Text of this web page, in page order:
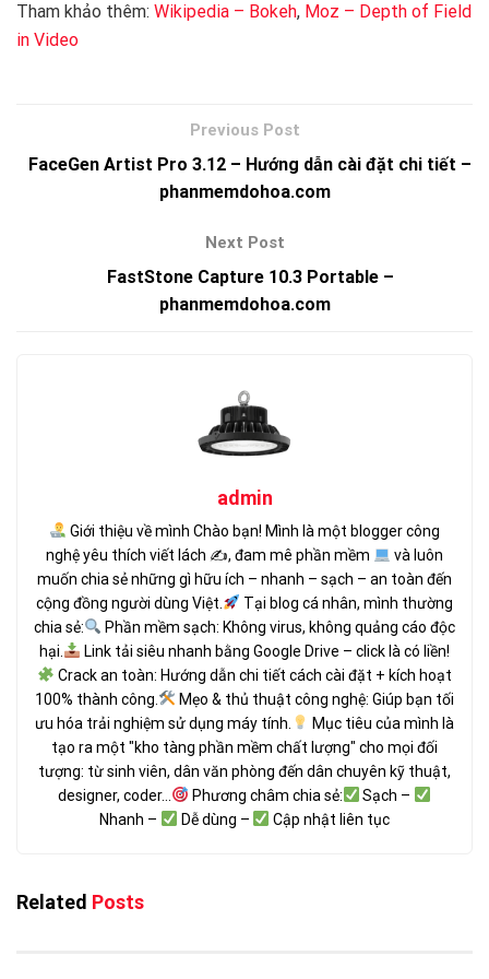
Tham khảo thêm: Wikipedia – Bokeh, Moz – Depth of Field
in Video
FaceGen Artist Pro 3.12 – Hướng dẫn cài đặt chi tiết –
phanmemdohoa.com
FastStone Capture 10.3 Portable –
phanmemdohoa.com
admin
Giới thiệu về mình Chào bạn! Mình là một blogger công
nghệ yêu thích viết lách ✍, đam mê phần mềm
và luôn
muốn chia sẻ những gì hữu ích – nhanh – sạch – an toàn đến
cộng đồng người dùng Việt.
Tại blog cá nhân, mình thường
chia sẻ:
Phần mềm sạch: Không virus, không quảng cáo độc
hại.
Link tải siêu nhanh bằng Google Drive – click là có liền!
Crack an toàn: Hướng dẫn chi tiết cách cài đặt + kích hoạt
100% thành công.
Mẹo & thủ thuật công nghệ: Giúp bạn tối
ưu hóa trải nghiệm sử dụng máy tính.
Mục tiêu của mình là
tạo ra một "kho tàng phần mềm chất lượng" cho mọi đối
tượng: từ sinh viên, dân văn phòng đến dân chuyên kỹ thuật,
designer, coder...
Phương châm chia sẻ:
Sạch –
Nhanh –
Dễ dùng – Cập nhật liên tục
Related Posts